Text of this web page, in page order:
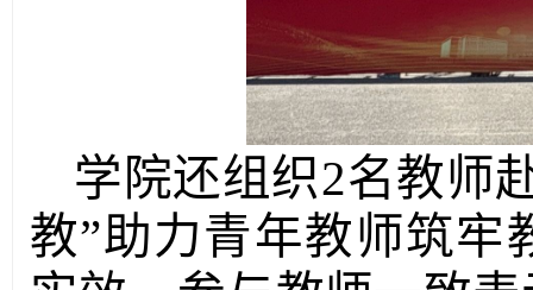
学院还组织2名教师
教”助力青年教师筑牢